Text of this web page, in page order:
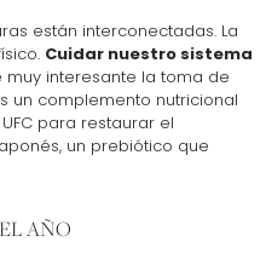
están interconectadas. La
Cuidar nuestro sistema
muy interesante la toma de
un complemento nutricional
para restaurar el
un prebiótico que
AÑO